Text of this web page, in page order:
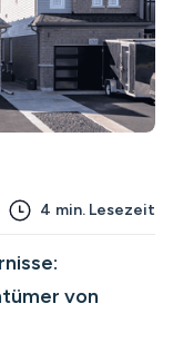
4 min. Lesezeit
von